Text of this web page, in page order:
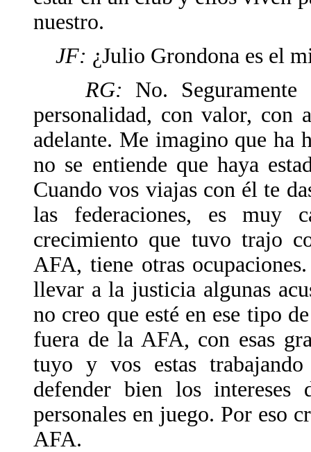
nuestro.
JF: ¿Julio Grondona es el
RG: No.
personalidad, con valor,
adelante. Me imagino que ha
no se entiende que haya
Cuando vos viajas con él te
las federaciones, es muy
crecimiento que tuvo trajo
AFA, tiene otras
llevar a la justicia algunas
no creo que esté en ese tipo
fuera de la AFA, con esas
tuyo y vos estas
defender bien los intereses
personales en juego. Por eso
AFA.